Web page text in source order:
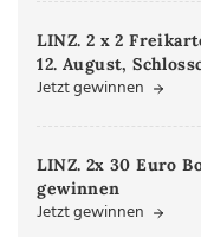
LINZ. 2 x 2
12. August,
Jetzt gewinnen
LINZ. 2x 30 Euro
gewinnen
Jetzt gewinnen